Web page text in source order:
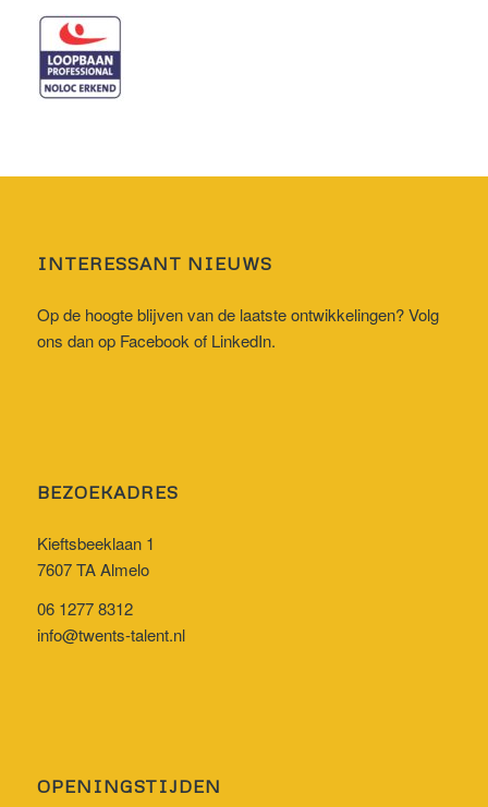
INTERESSANT NIEUWS
Op de hoogte blijven van de laatste ontwikkelingen? Volg
ons dan op Facebook of LinkedIn.
BEZOEKADRES
Kieftsbeeklaan 1
7607 TA Almelo
06 1277 8312
info@twents-talent.nl
OPENINGSTIJDEN